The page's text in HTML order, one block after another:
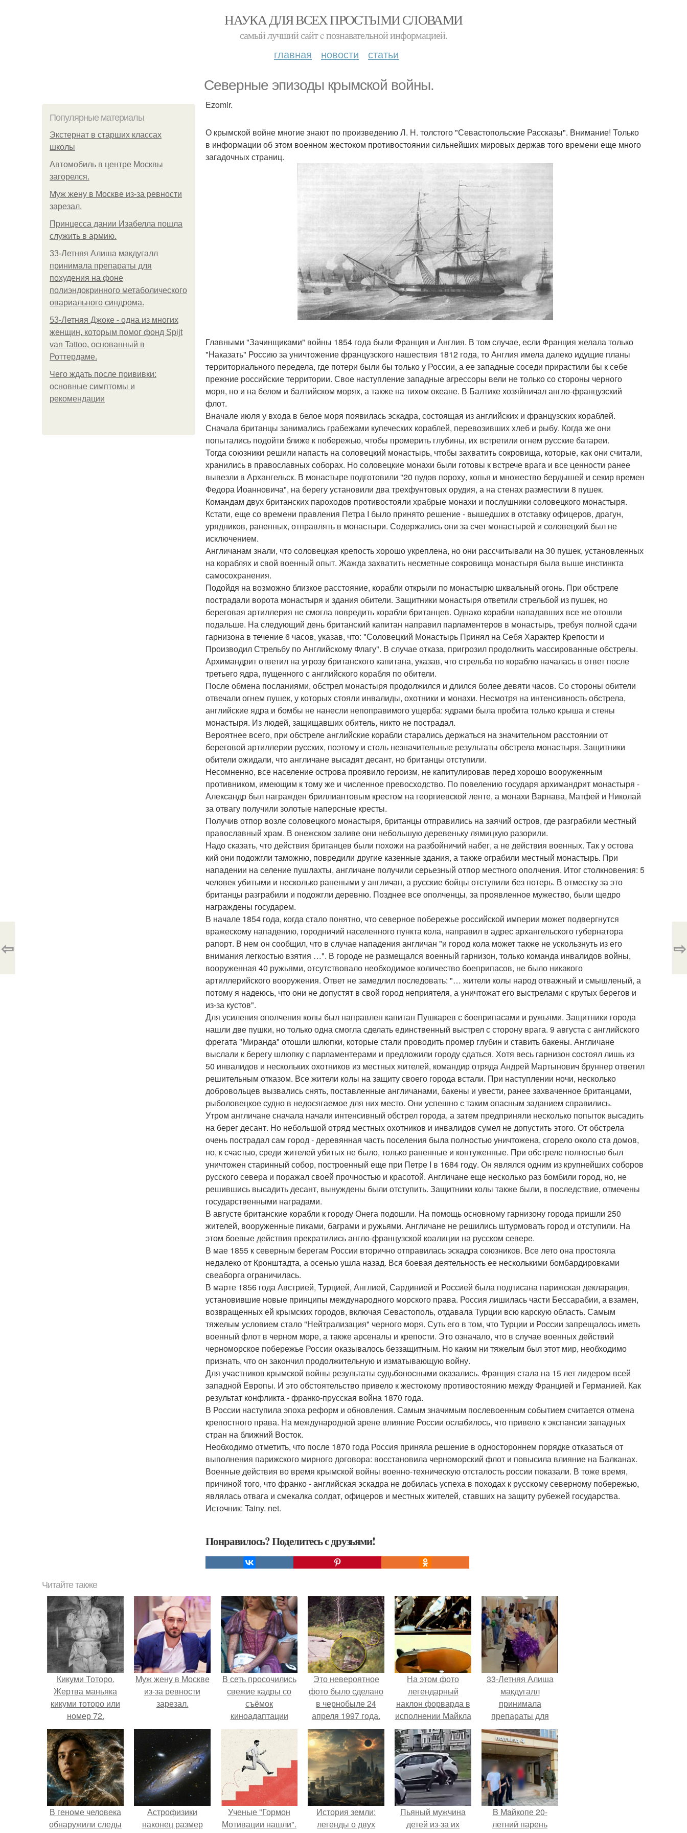
НАУКА ДЛЯ ВСЕХ ПРОСТЫМИ СЛОВАМИ
самый лучший сайт c познавательной информацией.
главная новости статьи
Северные эпизоды крымской войны.
Популярные материалы
Экстернат в старших классах
школы
Автомобиль в центре Москвы
загорелся.
Mуж жену в Москве из-за ревности
зарезал.
Принцесса дании Изабелла пошла
служить в армию.
33-Летняя Алиша макдугалл
принимала препараты для
похудения на фоне
полиэндокринного метаболического
овариального синдрома.
53-Летняя Джоке - одна из многих
женщин, которым помог фонд Spijt
van Tattoo, основанный в
Роттердаме.
Чего ждать после прививки:
основные симптомы и
рекомендации
Ezomir.
О крымской войне многие знают по произведению Л. Н. толстого "Севастопольские Рассказы". Внимание! Только
в информации об этом военном жестоком противостоянии сильнейших мировых держав того времени еще много
загадочных страниц.
Главными "Зачинщиками" войны 1854 года были Франция и Англия. В том случае, если Франция желала только
"Наказать" Россию за уничтожение французского нашествия 1812 года, то Англия имела далеко идущие планы
территориального передела, где потери были бы только у России, а ее западные соседи прирастили бы к себе
прежние российские территории. Свое наступление западные агрессоры вели не только со стороны черного
моря, но и на белом и балтийском морях, а также на тихом океане. В Балтике хозяйничал англо-французский
флот.
Вначале июля у входа в белое моря появилась эскадра, состоящая из английских и французских кораблей.
Сначала британцы занимались грабежами купеческих кораблей, перевозивших хлеб и рыбу. Когда же они
попытались подойти ближе к побережью, чтобы промерить глубины, их встретили огнем русские батареи.
Тогда союзники решили напасть на соловецкий монастырь, чтобы захватить сокровища, которые, как они считали,
хранились в православных соборах. Но соловецкие монахи были готовы к встрече врага и все ценности ранее
вывезли в Архангельск. В монастыре подготовили "20 пудов пороху, копья и множество бердышей и секир времен
Федора Иоанновича", на берегу установили два трехфунтовых орудия, а на стенах разместили 8 пушек.
Командам двух британских пароходов противостояли храбрые монахи и послушники соловецкого монастыря.
Кстати, еще со времени правления Петра I было принято решение - вышедших в отставку офицеров, драгун,
урядников, раненных, отправлять в монастыри. Содержались они за счет монастырей и соловецкий был не
исключением.
Англичанам знали, что соловецкая крепость хорошо укреплена, но они рассчитывали на 30 пушек, установленных
на кораблях и свой военный опыт. Жажда захватить несметные сокровища монастыря была выше инстинкта
самосохранения.
Подойдя на возможно близкое расстояние, корабли открыли по монастырю шквальный огонь. При обстреле
пострадали ворота монастыря и здания обители. Защитники монастыря ответили стрельбой из пушек, но
береговая артиллерия не смогла повредить корабли британцев. Однако корабли нападавших все же отошли
подальше. На следующий день британский капитан направил парламентеров в монастырь, требуя полной сдачи
гарнизона в течение 6 часов, указав, что: "Соловецкий Монастырь Принял на Себя Характер Крепости и
Производил Стрельбу по Английскому Флагу". В случае отказа, пригрозил продолжить массированные обстрелы.
Архимандрит ответил на угрозу британского капитана, указав, что стрельба по кораблю началась в ответ после
третьего ядра, пущенного с английского корабля по обители.
После обмена посланиями, обстрел монастыря продолжился и длился более девяти часов. Со стороны обители
отвечали огнем пушек, у которых стояли инвалиды, охотники и монахи. Несмотря на интенсивность обстрела,
английские ядра и бомбы не нанесли непоправимого ущерба: ядрами была пробита только крыша и стены
монастыря. Из людей, защищавших обитель, никто не пострадал.
Вероятнее всего, при обстреле английские корабли старались держаться на значительном расстоянии от
береговой артиллерии русских, поэтому и столь незначительные результаты обстрела монастыря. Защитники
обители ожидали, что англичане высадят десант, но британцы отступили.
Несомненно, все население острова проявило героизм, не капитулировав перед хорошо вооруженным
противником, имеющим к тому же и численное превосходство. По повелению государя архимандрит монастыря -
Александр был награжден бриллиантовым крестом на георгиевской ленте, а монахи Варнава, Матфей и Николай
за отвагу получили золотые наперсные кресты.
Получив отпор возле соловецкого монастыря, британцы отправились на заячий остров, где разграбили местный
православный храм. В онежском заливе они небольшую деревеньку лямицкую разорили.
Надо сказать, что действия британцев были похожи на разбойничий набег, а не действия военных. Так у остова
кий они подожгли таможню, повредили другие казенные здания, а также ограбили местный монастырь. При
нападении на селение пушлахты, англичане получили серьезный отпор местного ополчения. Итог столкновения: 5
человек убитыми и несколько ранеными у англичан, а русские бойцы отступили без потерь. В отместку за это
британцы разграбили и подожгли деревню. Позднее все ополченцы, за проявленное мужество, были щедро
награждены государем.
В начале 1854 года, когда стало понятно, что северное побережье российской империи может подвергнутся
вражескому нападению, городничий населенного пункта кола, направил в адрес архангельского губернатора
рапорт. В нем он сообщил, что в случае нападения англичан "и город кола может также не ускользнуть из его
внимания легкостью взятия …". В городе не размещался военный гарнизон, только команда инвалидов войны,
вооруженная 40 ружьями, отсутствовало необходимое количество боеприпасов, не было никакого
артиллерийского вооружения. Ответ не замедлил последовать: "… жители колы народ отважный и смышленый, а
потому я надеюсь, что они не допустят в свой город неприятеля, а уничтожат его выстрелами с крутых берегов и
из-за кустов".
Для усиления ополчения колы был направлен капитан Пушкарев с боеприпасами и ружьями. Защитники города
нашли две пушки, но только одна смогла сделать единственный выстрел с сторону врага. 9 августа с английского
фрегата "Миранда" отошли шлюпки, которые стали проводить промер глубин и ставить бакены. Англичане
выслали к берегу шлюпку с парламентерами и предложили городу сдаться. Хотя весь гарнизон состоял лишь из
50 инвалидов и нескольких охотников из местных жителей, командир отряда Андрей Мартынович бруннер ответил
решительным отказом. Все жители колы на защиту своего города встали. При наступлении ночи, несколько
добровольцев вызвались снять, поставленные англичанами, бакены и увести, ранее захваченное британцами,
рыболовецкое судно в недосягаемое для них место. Они успешно с таким опасным заданием справились.
Утром англичане сначала начали интенсивный обстрел города, а затем предприняли несколько попыток высадить
на берег десант. Но небольшой отряд местных охотников и инвалидов сумел не допустить этого. От обстрела
очень пострадал сам город - деревянная часть поселения была полностью уничтожена, сгорело около ста домов,
но, к счастью, среди жителей убитых не было, только раненные и контуженные. При обстреле полностью был
уничтожен старинный собор, построенный еще при Петре I в 1684 году. Он являлся одним из крупнейших соборов
русского севера и поражал своей прочностью и красотой. Англичане еще несколько раз бомбили город, но, не
решившись высадить десант, вынуждены были отступить. Защитники колы также были, в последствие, отмечены
государственными наградами.
В августе британские корабли к городу Онега подошли. На помощь основному гарнизону города пришли 250
жителей, вооруженные пиками, баграми и ружьями. Англичане не решились штурмовать город и отступили. На
этом боевые действия прекратились англо-французской коалиции на русском севере.
В мае 1855 к северным берегам России вторично отправилась эскадра союзников. Все лето она простояла
недалеко от Кронштадта, а осенью ушла назад. Вся боевая деятельность ее несколькими бомбардировками
свеаборга ограничилась.
В марте 1856 года Австрией, Турцией, Англией, Сардинией и Россией была подписана парижская декларация,
установившие новые принципы международного морского права. Россия лишилась части Бессарабии, а взамен,
возвращенных ей крымских городов, включая Севастополь, отдавала Турции всю карскую область. Самым
тяжелым условием стало "Нейтрализация" черного моря. Суть его в том, что Турции и России запрещалось иметь
военный флот в черном море, а также арсеналы и крепости. Это означало, что в случае военных действий
черноморское побережье России оказывалось беззащитным. Но каким ни тяжелым был этот мир, необходимо
признать, что он закончил продолжительную и изматывающую войну.
Для участников крымской войны результаты судьбоносными оказались. Франция стала на 15 лет лидером всей
западной Европы. И это обстоятельство привело к жестокому противостоянию между Францией и Германией. Как
результат конфликта - франко-прусская война 1870 года.
В России наступила эпоха реформ и обновления. Самым значимым послевоенным событием считается отмена
крепостного права. На международной арене влияние России ослабилось, что привело к экспансии западных
стран на ближний Восток.
Необходимо отметить, что после 1870 года Россия приняла решение в одностороннем порядке отказаться от
выполнения парижского мирного договора: восстановила черноморский флот и повысила влияние на Балканах.
Военные действия во время крымской войны военно-техническую отсталость россии показали. В тоже время,
причиной того, что франко - английская эскадра не добилась успеха в походах к русскому северному побережью,
являлась отвага и смекалка солдат, офицеров и местных жителей, ставших на защиту рубежей государства.
Источник: Tainy. net.
Понравилось? Поделитесь с друзьями!
⇦ ⇨
Читайте также
Кикуми Тоторо.
Жертва маньяка
кикуми тоторо или
номер 72.
Mуж жену в Москве
из-за ревности
зарезал.
В сеть просочились
свежие кадры со
съёмок
киноадаптации
"Рапунцель", и всё
внимание
моментально
оказалось
приковано к Тиган
крофт.
Это невероятное
фото было сделано
в чернобыле 24
апреля 1997 года.
На этом фото
легендарный
наклон форварда в
исполнении Майкла
Джексона и его
танцоров,
бросающий вызов
возможностям
человеческого тела.
33-Летняя Алиша
макдугалл
принимала
препараты для
похудения на фоне
полиэндокринного
метаболического
овариального
синдрома.
В геноме человека
обнаружили следы
Астрофизики
наконец размер
Ученые "Гормон
Мотивации нашли".
История земли:
легенды о двух
Пьяный мужчина
детей из-за их
B Мaйкопе 20-
летний парень